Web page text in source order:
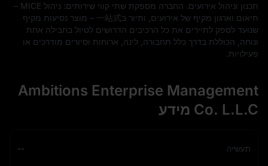
תכנון וניהול אירועים. החברה מספקת שתי קווי שירותים: ניהול MICE –
תיאום וארגון מקיף של אירועים, ותיור ב一站式 – מוצר נסיעות מקיף
שנועד לספק לתיירים את כל הרכיבים הדרושים לטיול בחבילה אחת
ונוחה, הכוללת בדרך כלל תחבורה, לינה, ארוחות וסיורים מודרכים או
פעילויות.
Ambitions Enterprise Management
Co. L.L.C מידע
תעשייה --